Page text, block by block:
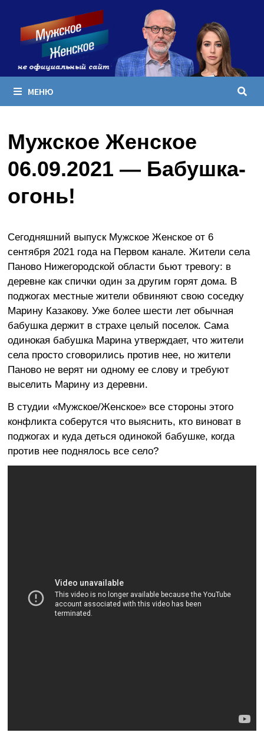
содержимому
МЕНЮ
Мужское Женское
06.09.2021 — Бабушка-
огонь!
Сегодняшний выпуск Мужское Женское от 6
сентября 2021 года на Первом канале. Жители села
Паново Нижегородской области бьют тревогу: в
деревне как спички один за другим горят дома. В
поджогах местные жители обвиняют свою соседку
Марину Казакову. Уже более шести лет обычная
бабушка держит в страхе целый поселок. Сама
одинокая бабушка Марина утверждает, что жители
села просто сговорились против нее, но жители
Паново не верят ни одному ее слову и требуют
выселить Марину из деревни.
В студии «Мужское/Женское» все стороны этого
конфликта соберутся что выяснить, кто виноват в
поджогах и куда деться одинокой бабушке, когда
против нее поднялось все село?